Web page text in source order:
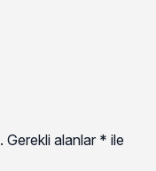
Gerekli alanlar * ile